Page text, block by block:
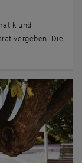
und
vergeben. Die